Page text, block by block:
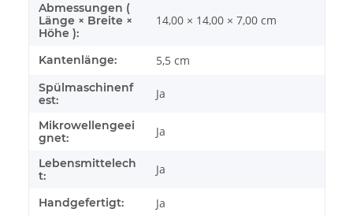
Abmessungen (
Länge × Breite ×
Höhe ):
14,00 × 14,00 × 7,00 cm
Kantenlänge: 5,5 cm
Spülmaschinenf
est:
Ja
Mikrowellengeei
gnet:
Ja
Lebensmittelech
t:
Ja
Handgefertigt: Ja